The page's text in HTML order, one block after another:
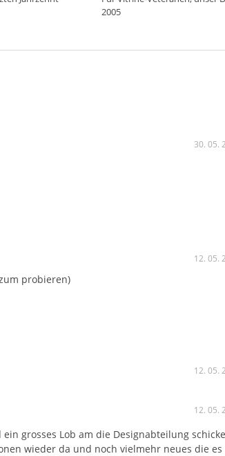
2005
30. 05.
12. 05.
probieren)
12. 05.
12. 05.
grosses Lob am die Designabteilung
wieder da und noch vielmehr neues die es